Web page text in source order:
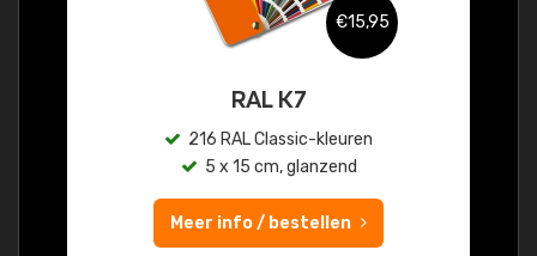
€15,95
RAL K7
216 RAL Classic-kleuren
5 x 15 cm, glanzend
Meer info / bestellen